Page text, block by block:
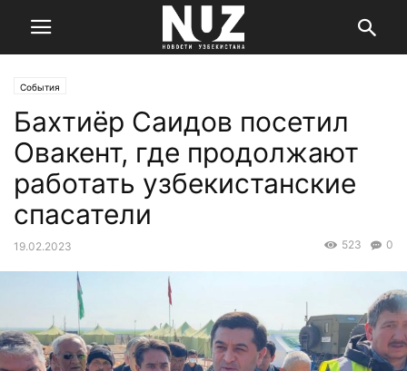
События
Бахтиёр Саидов посетил
Овакент, где продолжают
работать узбекистанские
спасатели
19.02.2023 0
523